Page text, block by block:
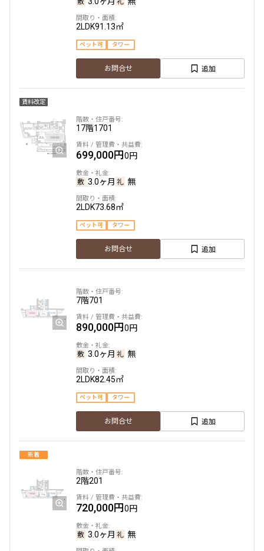
2LDK91.13㎡
ペット可 タワー
お問合せ 追加
賃料改定
17階1701
699,000円0円
3.0ヶ月 無
2LDK73.68㎡
ペット可 タワー
お問合せ 追加
7階701
890,000円0円
3.0ヶ月 無
2LDK82.45㎡
ペット可 タワー
お問合せ 追加
新着
2階201
720,000円0円
3.0ヶ月 無